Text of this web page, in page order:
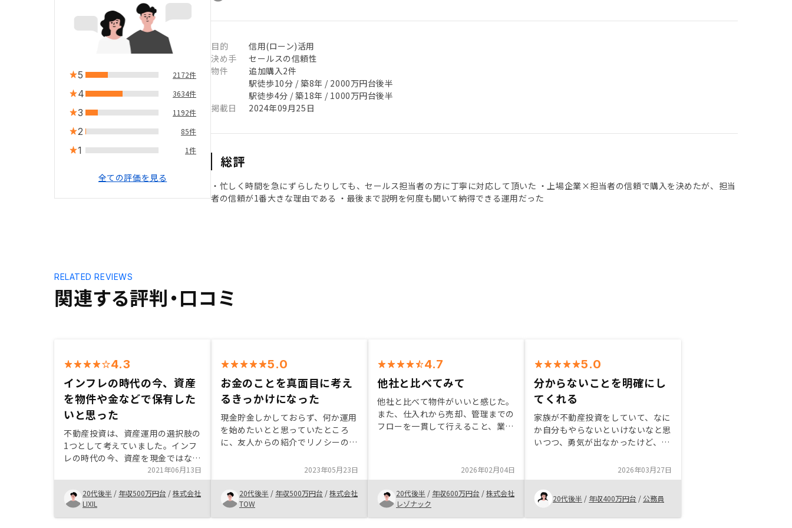
5 2172件
4 3634件
3 1192件
2 85件
1 1件
全ての評価を見る
目的
信用(ローン)活用
決め手
セールスの信頼性
物件
追加購入2件
駅徒歩10分 / 築8年 / 2000万円台後半
駅徒歩4分 / 築18年 / 1000万円台後半
掲載日
2024年09月25日
総評
・忙しく時間を急にずらしたりしても、セールス担当者の方に丁寧に対応して頂いた ・上場企業×担当者の信頼で購入を決めたが、担当
者の信頼が1番大きな理由である ・最後まで説明を何度も聞いて納得できる運用だった
関連する評判・口コミ
RELATED REVIEWS
4.3
インフレの時代の今、資産
を物件や金などで保有した
いと思った
不動産投資は、資産運用の選択肢の
1つとして考えていました。インフ
レの時代の今、資産を現金ではなく
物件や金などで保有しておくほうが
いいと考えています。 RENOSYで
購入を決めた理由としては、物件条
件や管理プランが、私が比較した他
社(4社)と比較して優位と判断した
2021年06月13日
20代後半 / 年収500万円台 /株式会社
LIXIL
5.0
お金のことを真面目に考え
るきっかけになった
現金貯金しかしておらず、何か運用
を始めたいとと思っていたところ
に、友人からの紹介でリノシーの方
を持って、面談に臨んだが、説明を
聞いて現金貯金のみの考えがガラリ
と変わった。 話を聞いたからとい
って、無理して買う必要はなく、ま
2023年05月23日
20代後半 / 年収500万円台 /株式会社
TOW
4.7
他社と比べてみて
他社と比べて物件がいいと感じた。
また、仕入れから売却、管理までの
フローを一貫して行えること、業界
て話を聞いてくれ、安心感もあっ
2026年02月04日
20代後半 / 年収600万円台 /株式会社
レゾナック
5.0
分からないことを明確にし
てくれる
家族が不動産投資をしていて、なに
か自分もやらないといけないなと思
いつつ、勇気が出なかったけど、ま
た。 メリットもデメリットもわか
りやすく隠さずに伝えてくれたとこ
ろがすごくよかったです。
2026年03月27日
20代後半 / 年収400万円台 / 公務員